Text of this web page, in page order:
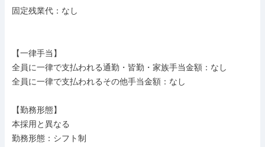
固定残業代：なし
【一律手当】
全員に一律で支払われる通勤・皆勤・家族手当金額：なし
全員に一律で支払われるその他手当金額：なし
【勤務形態】
本採用と異なる
勤務形態：シフト制